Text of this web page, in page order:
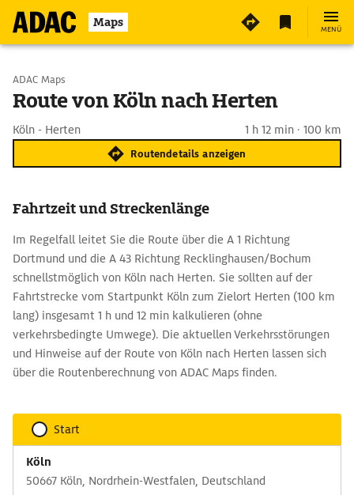
Maps MENÜ
Start wählen
ADAC Maps
Route von Köln nach Herten
Köln - Herten 1 h 12 min · 100 km
Routendetails anzeigen
Fahrtzeit und Streckenlänge
Im Regelfall leitet Sie die Route über die A 1 Richtung
Dortmund und die A 43 Richtung Recklinghausen/Bochum
schnellstmöglich von Köln nach Herten. Sie sollten auf der
Fahrtstrecke vom Startpunkt Köln zum Zielort Herten (100 km
lang) insgesamt 1 h und 12 min kalkulieren (ohne
verkehrsbedingte Umwege). Die aktuellen Verkehrsstörungen
und Hinweise auf der Route von Köln nach Herten lassen sich
über die Routenberechnung von ADAC Maps finden.
Start
Köln
50667 Köln, Nordrhein-Westfalen, Deutschland